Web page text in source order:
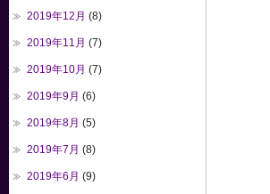
2019年12月 (8)
2019年11月 (7)
2019年10月 (7)
2019年9月 (6)
2019年8月 (5)
2019年7月 (8)
2019年6月 (9)